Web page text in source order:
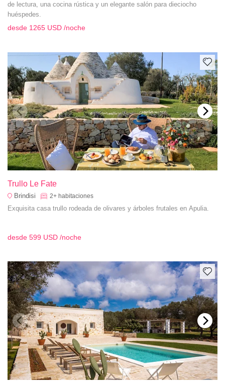
de lectura, una cocina rústica y un elegante salón para dieciocho
huéspedes.
desde 1265 USD /noche
Trullo Le Fate
Brindisi 2+ habitaciones
Exquisita casa trullo rodeada de olivares y árboles frutales en Apulia.
desde 599 USD /noche